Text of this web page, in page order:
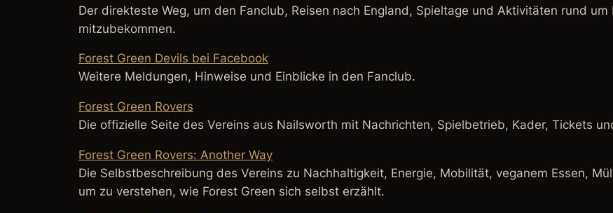
Der direkteste Weg, um den Fanclub, Reisen nach England, Spieltage und Aktivitäten rund
mitzubekommen.
Forest Green Devils bei Facebook
Weitere Meldungen, Hinweise und Einblicke in den Fanclub.
Forest Green Rovers
Die offizielle Seite des Vereins aus Nailsworth mit Nachrichten, Spielbetrieb, Kader, Tickets
Forest Green Rovers: Another Way
Die Selbstbeschreibung des Vereins zu Nachhaltigkeit, Energie, Mobilität, veganem Essen,
um zu verstehen, wie Forest Green sich selbst erzählt.